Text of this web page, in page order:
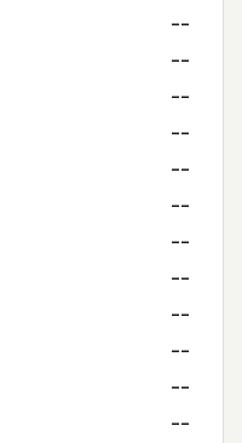
--
--
--
--
--
--
--
--
--
--
--
--